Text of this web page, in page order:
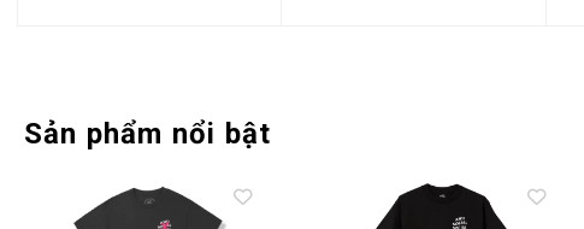
Sản phẩm nổi bật